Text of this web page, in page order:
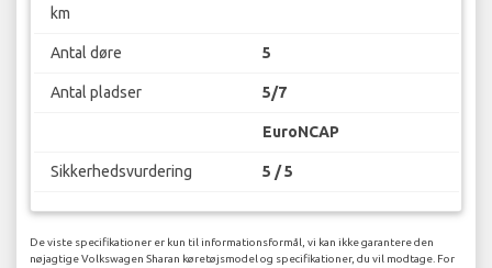
km
Antal døre 5
Antal pladser 5/7
EuroNCAP
Sikkerhedsvurdering 5 / 5
De viste specifikationer er kun til informationsformål, vi kan ikke garantere den
nøjagtige Volkswagen Sharan køretøjsmodel og specifikationer, du vil modtage. For